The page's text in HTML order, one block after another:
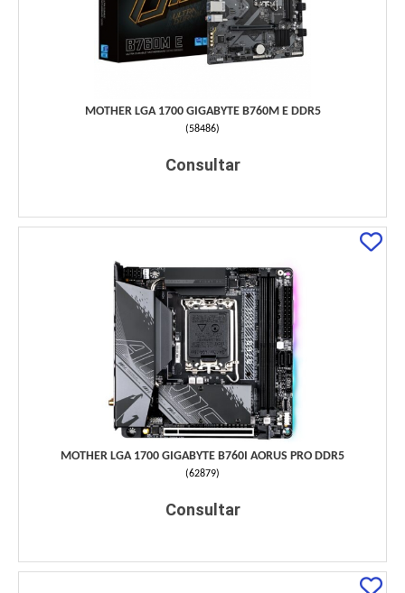
MOTHER LGA 1700 GIGABYTE B760M E DDR5
(58486)
Consultar
MOTHER LGA 1700 GIGABYTE B760I AORUS PRO DDR5
(62879)
Consultar